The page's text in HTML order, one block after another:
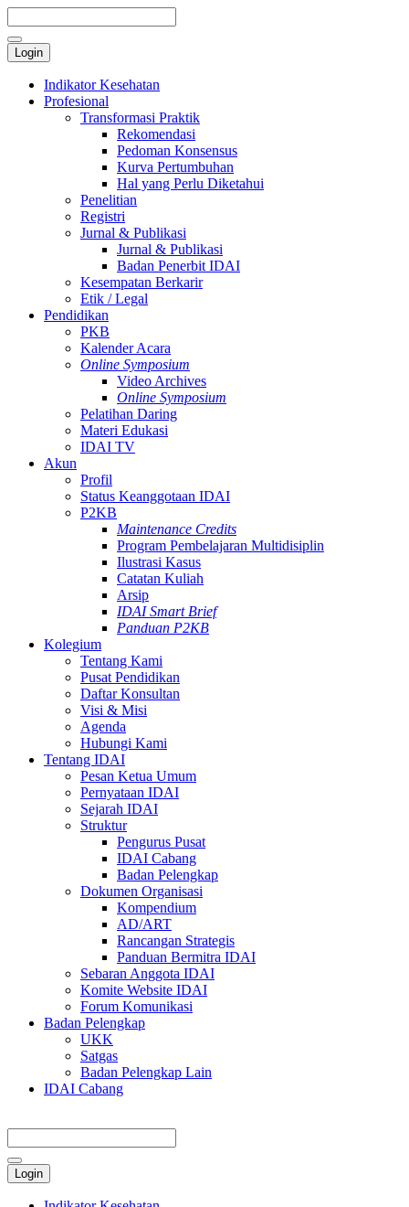
Login
Indikator Kesehatan
Profesional
Transformasi Praktik
Rekomendasi
Pedoman Konsensus
Kurva Pertumbuhan
Hal yang Perlu Diketahui
Penelitian
Registri
Jurnal & Publikasi
Jurnal & Publikasi
Badan Penerbit IDAI
Kesempatan Berkarir
Etik / Legal
Pendidikan
PKB
Kalender Acara
Online Symposium
Video Archives
Online Symposium
Pelatihan Daring
Materi Edukasi
IDAI TV
Akun
Profil
Status Keanggotaan IDAI
P2KB
Maintenance Credits
Program Pembelajaran Multidisiplin
Ilustrasi Kasus
Catatan Kuliah
Arsip
IDAI Smart Brief
Panduan P2KB
Kolegium
Tentang Kami
Pusat Pendidikan
Daftar Konsultan
Visi & Misi
Agenda
Hubungi Kami
Tentang IDAI
Pesan Ketua Umum
Pernyataan IDAI
Sejarah IDAI
Struktur
Pengurus Pusat
IDAI Cabang
Badan Pelengkap
Dokumen Organisasi
Kompendium
AD/ART
Rancangan Strategis
Panduan Bermitra IDAI
Sebaran Anggota IDAI
Komite Website IDAI
Forum Komunikasi
Badan Pelengkap
UKK
Satgas
Badan Pelengkap Lain
IDAI Cabang
Login